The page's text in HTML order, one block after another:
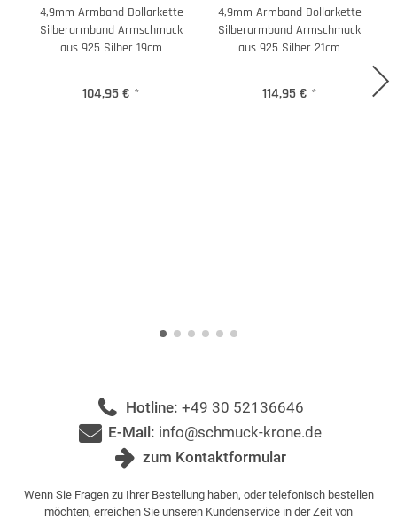
4,9mm Armband Dollarkette
Silberarmband Armschmuck
aus 925 Silber 19cm
104,95 € *
4,9mm Armband Dollarkette
Silberarmband Armschmuck
aus 925 Silber 21cm
114,95 € *
Hotline: +49 30 52136646
E-Mail: info@schmuck-krone.de
zum Kontaktformular
Wenn Sie Fragen zu Ihrer Bestellung haben, oder telefonisch bestellen
möchten, erreichen Sie unseren Kundenservice in der Zeit von